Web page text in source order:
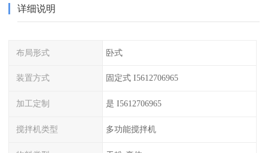
详细说明
布局形式 卧式
装置方式 固定式 I5612706965
加工定制 是 I5612706965
搅拌机类型 多功能搅拌机